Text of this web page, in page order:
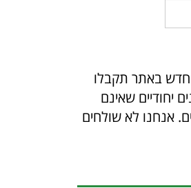
באתר תקבלו
יחודיים שאינם
אנחנו לא שולחים